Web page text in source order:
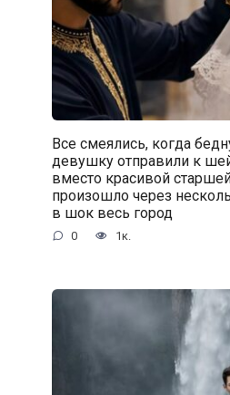
Все смеялись, когда
девушку отправили к
вместо красивой
произошло через
в шок весь город
0 1к.